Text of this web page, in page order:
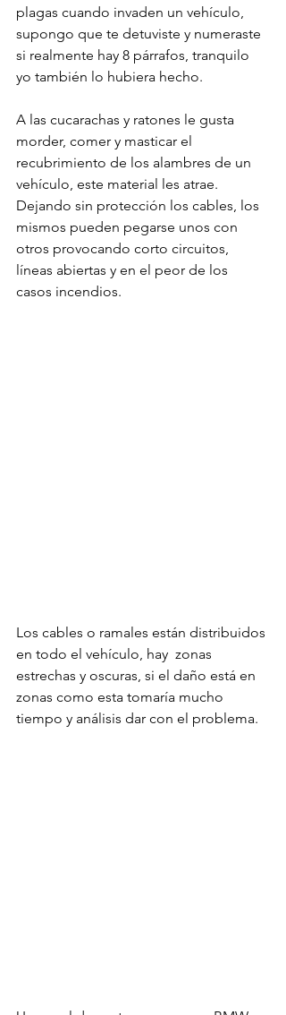
plagas cuando invaden un vehículo,
supongo que te detuviste y numeraste
si realmente hay 8 párrafos, tranquilo
yo también lo hubiera hecho.
A las cucarachas y ratones le gusta
morder, comer y masticar el
recubrimiento de los alambres de un
vehículo, este material les atrae.
Dejando sin protección los cables, los
mismos pueden pegarse unos con
otros provocando corto circuitos,
líneas abiertas y en el peor de los
casos incendios.
Los cables o ramales están distribuidos
en todo el vehículo, hay  zonas
estrechas y oscuras, si el daño está en
zonas como esta tomaría mucho
tiempo y análisis dar con el problema.